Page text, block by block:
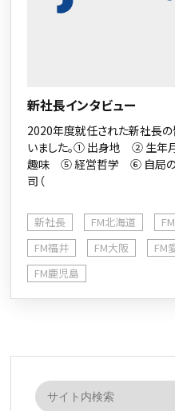
新社長インタビュー
2020年度就任された新社長の
いました。① 出身地 ② 生
趣味 ⑤ 経営哲学 ⑥ 自局の
司（
新社長 FM北海道
FM福井
FM大阪 FM
FM鹿児島